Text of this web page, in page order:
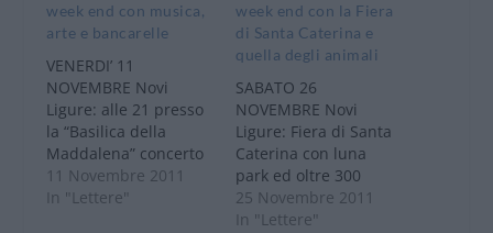
week end con musica,
arte e bancarelle
VENERDI’ 11
NOVEMBRE Novi
Ligure: alle 21 presso
la “Basilica della
Maddalena” concerto
di musica classica del
Trio Asolano con il
11 Novembre 2011
In "Lettere"
week end con la Fiera
di Santa Caterina e
quella degli animali
SABATO 26
NOVEMBRE Novi
Ligure: Fiera di Santa
Caterina con luna
park ed oltre 300
bancarelle di merci
varie che animeranno
25 Novembre 2011
In "Lettere"